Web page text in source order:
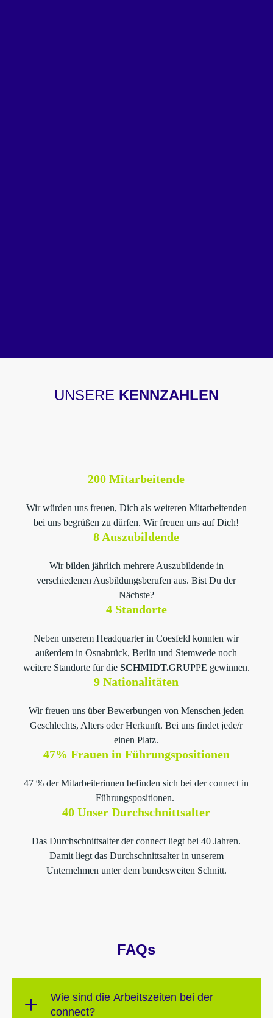
UNSERE KENNZAHLEN
200 Mitarbeitende
Wir würden uns freuen, Dich als weiteren Mitarbeitenden
bei uns begrüßen zu dürfen. Wir freuen uns auf Dich!
8 Auszubildende
Wir bilden jährlich mehrere Auszubildende in
verschiedenen Ausbildungsberufen aus. Bist Du der
Nächste?
4 Standorte
Neben unserem Headquarter in Coesfeld konnten wir
außerdem in Osnabrück, Berlin und Stemwede noch
weitere Standorte für die SCHMIDT.GRUPPE gewinnen.
9 Nationalitäten
Wir freuen uns über Bewerbungen von Menschen jeden
Geschlechts, Alters oder Herkunft. Bei uns findet jede/r
einen Platz.
47% Frauen in Führungspositionen
47 % der Mitarbeiterinnen befinden sich bei der connect in
Führungspositionen.
40 Unser Durchschnittsalter
Das Durchschnittsalter der connect liegt bei 40 Jahren.
Damit liegt das Durchschnittsalter in unserem
Unternehmen unter dem bundesweiten Schnitt.
FAQs
Wie sind die Arbeitszeiten bei der
connect?